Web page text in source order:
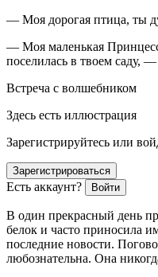
— Моя дорогая птица, ты
— Моя маленькая
поселилась в твоем саду,
Встреча с волшебником
Здесь есть иллюстрация
Зарегистрируйтесь или
Зарегистрироваться
Есть аккаунт? Войти
В один прекрасный день
белок и часто приносила
последние новости.
любознательна. Она